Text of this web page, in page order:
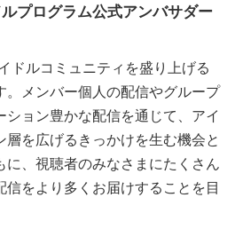
プログラム公式アンバサダー
ドルコミュニティを盛り上げる
。メンバー個人の配信やグループ
ョン豊かな配信を通じて、アイ
層を広げるきっかけを生む機会と
に、視聴者のみなさまにたくさん
をより多くお届けすることを目